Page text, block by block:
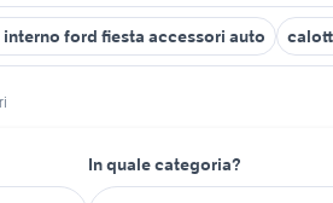
ford fiesta accessori auto
In quale categoria?